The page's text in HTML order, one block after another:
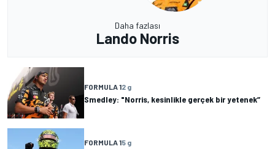
Daha fazlası
Lando Norris
FORMULA 12 g
Smedley: "Norris, kesinlikle gerçek bir yetenek”
FORMULA 15 g